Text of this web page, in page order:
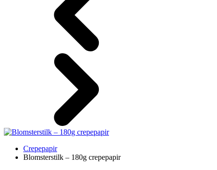
Crepepapir
Blomsterstilk – 180g crepepapir